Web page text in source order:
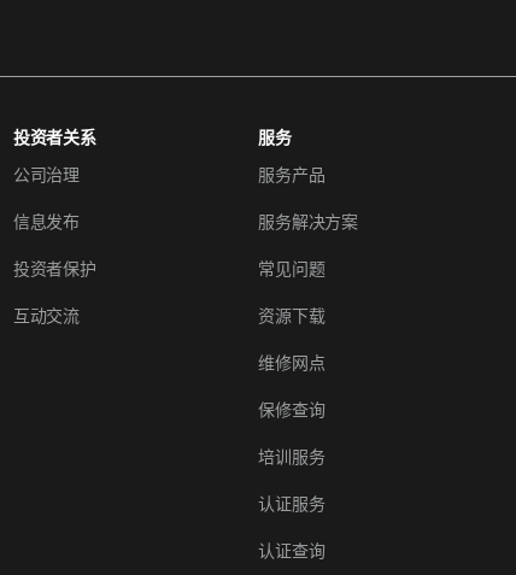
投资者关系
公司治理
信息发布
投资者保护
互动交流
服务
服务产品
服务解决方案
常见问题
资源下载
维修网点
保修查询
培训服务
认证服务
认证查询